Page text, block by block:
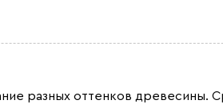
разных оттенков древесины.